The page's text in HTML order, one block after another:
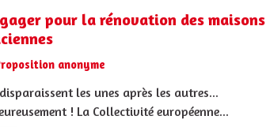
pour la rénovation des maisons
anonyme
les unes après les autres...
! La Collectivité européenne...